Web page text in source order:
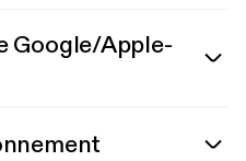
Google/Apple-